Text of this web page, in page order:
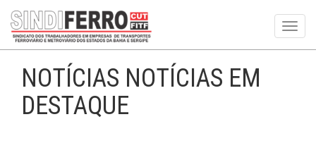
NOTÍCIAS NOTÍCIAS EM
DESTAQUE